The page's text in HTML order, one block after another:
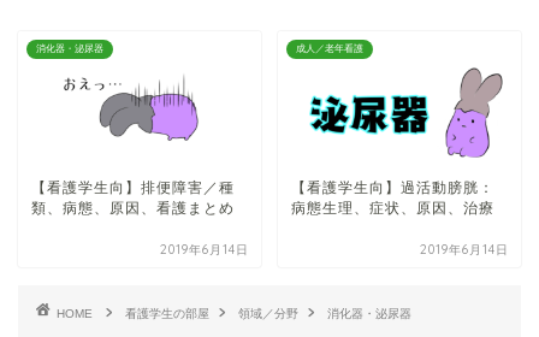
消化器・泌尿器
【看護学生向】排便障害／種
類、病態、原因、看護まとめ
2019年6月14日
成人／老年看護
【看護学生向】過活動膀胱：
病態生理、症状、原因、治療
2019年6月14日
HOME 看護学生の部屋 領域／分野 消化器・泌尿器